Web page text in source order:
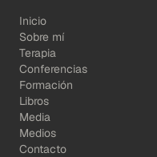
Inicio
Sobre mí
Terapia
Conferencias
Formación
Libros
Media
Medios
Contacto